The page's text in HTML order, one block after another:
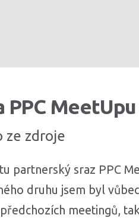
PPC
ze zdroje
partnerský sraz PPC
druhu jsem byl
meetingů,